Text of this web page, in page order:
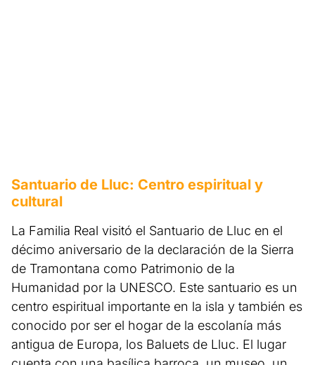
Santuario de Lluc: Centro espiritual y
cultural
La Familia Real visitó el Santuario de Lluc en el
décimo aniversario de la declaración de la Sierra
de Tramontana como Patrimonio de la
Humanidad por la UNESCO. Este santuario es un
centro espiritual importante en la isla y también es
conocido por ser el hogar de la escolanía más
antigua de Europa, los Baluets de Lluc. El lugar